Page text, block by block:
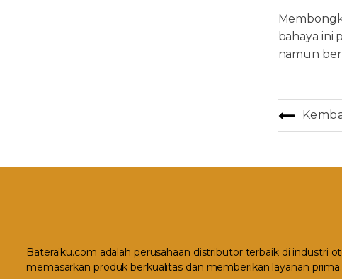
bahaya ini
namun
Bateraiku.com adalah perusahaan distributor terbaik di industri
memasarkan produk berkualitas dan memberikan layanan prima.